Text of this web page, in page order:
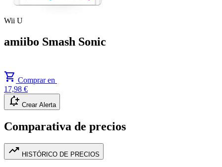
Wii U
amiibo Smash Sonic
shopping_cart Comprar en
17,98 €
notification_add Crear Alerta
Comparativa de precios
trending_up HISTÓRICO DE PRECIOS